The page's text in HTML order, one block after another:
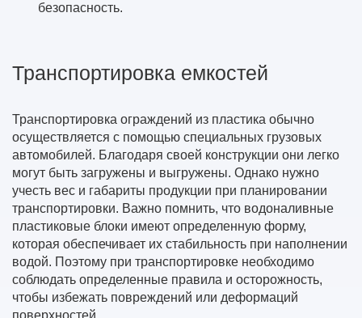
безопасность.
Транспортировка емкостей
Транспортировка ограждений из пластика обычно
осуществляется с помощью специальных грузовых
автомобилей. Благодаря своей конструкции они легко
могут быть загружены и выгружены. Однако нужно
учесть вес и габариты продукции при планировании
транспортировки. Важно помнить, что водоналивные
пластиковые блоки имеют определенную форму,
которая обеспечивает их стабильность при наполнении
водой. Поэтому при транспортировке необходимо
соблюдать определенные правила и осторожность,
чтобы избежать повреждений или деформаций
поверхностей.